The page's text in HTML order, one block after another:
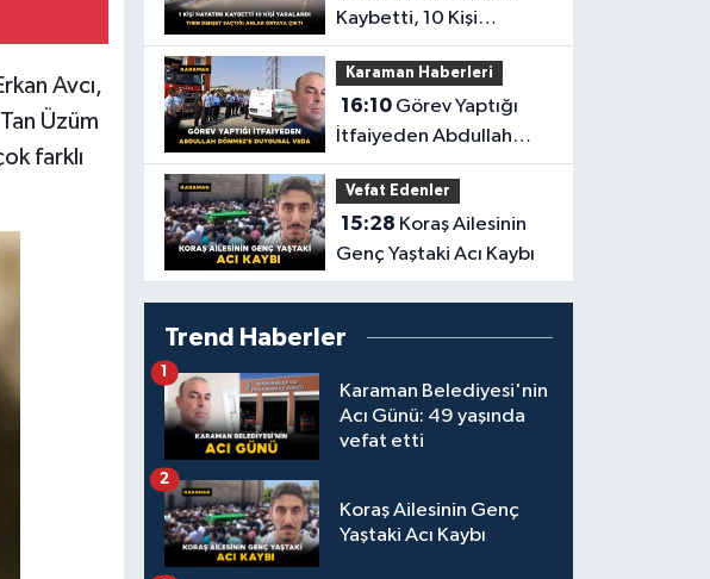
Avcı,
Üzüm
farklı
Kaybetti, 10 Kişi
Yaralandı! Tırın Dehşet
Saçtığı Anlar Ortaya
Çıktı
Karaman Haberleri
16:10Görev Yaptığı
İtfaiyeden Abdullah
Dönmez'e Duygusal
Veda
Vefat Edenler
15:28
Genç Yaştaki Acı Kaybı
Trend Haberler
Karaman Belediyesi'nin
Acı Günü: 49 yaşında
vefat etti
1
Koraş Ailesinin Genç
Yaştaki Acı Kaybı
2